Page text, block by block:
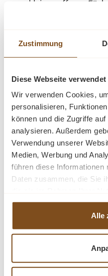
Zustimmung
Diese Webseite
Wir verwenden Cookies,
personalisieren,
können und die Zugriffe
analysieren. Außerdem
Verwendung unserer
Medien, Werbung und
führen diese
Daten zusammen, die Sie
haben.
Alle
kleinen offenen
Präsentationsfläche.
zeitlose Eleganz aus
in verschiedene
das perfekte
sowohl praktische
raffinierten Stil
exzellenten
Schrank
überzeugt nicht nur
Lösungen, sondern
Abmessungen: H:
cm
Korpusfarbe - frei
Massivholz Möbel